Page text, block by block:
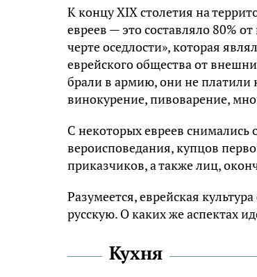
К концу XIX столетия на
евреев — это составляло 80%
черте оседлости», которая
еврейского общества от
брали в армию, они не платили
винокурение, пивоварение,
С некоторых евреев снимались
вероисповедания, купцов
приказчиков, а также лиц,
Разумеется, еврейская
русскую. О каких же аспектах
Кухня